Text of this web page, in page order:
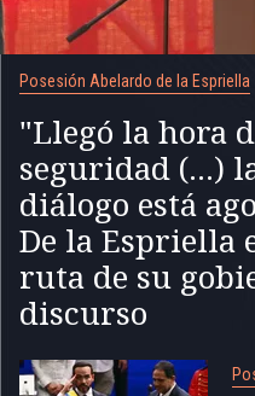
Posesión Abelardo de la Espriella
"Llegó la hora
seguridad (...)
diálogo está
De la Espriella
ruta de su
discurso